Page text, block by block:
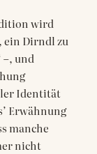
wird
ein Dirndl zu
–, und
Identität
Erwähnung
manche
nicht